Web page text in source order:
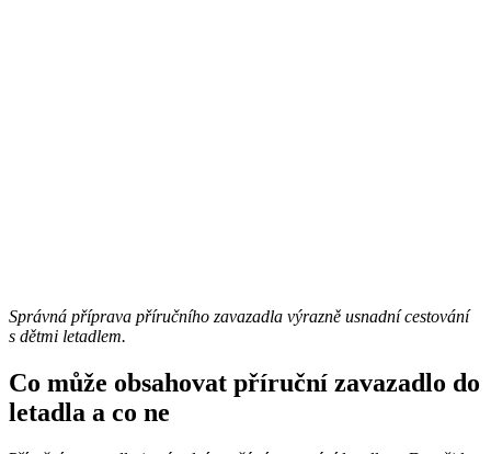
Správná příprava příručního zavazadla výrazně usnadní cestování
s dětmi letadlem.
Co může obsahovat příruční zavazadlo do
letadla a co ne